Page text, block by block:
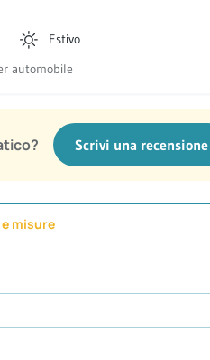
Estivo
automobile
Scrivi una recensione
e misure